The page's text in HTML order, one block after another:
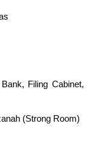
Filing Cabinet,
(Strong Room)